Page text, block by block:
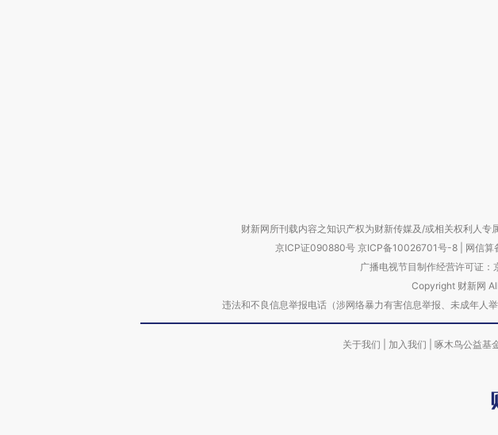
财新网所刊载内容之知识产权为财新传媒及/或相关权利人专
京ICP证090880号 京ICP备10026701号-8 网信
广播电视节目制作经营许可证：
Copyright 财新网
违法和不良信息举报电话（涉网络暴力有害信息举报、未成年
关于我们 加入我们 啄木鸟公益基